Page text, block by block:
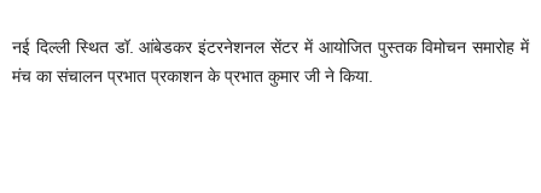
नई दिल्ली स्थित डॉ. आंबेडकर इंटरनेशनल सेंटर में आयोजित पुस्तक विमोचन समारोह में
मंच का संचालन प्रभात प्रकाशन के प्रभात कुमार जी ने किया.